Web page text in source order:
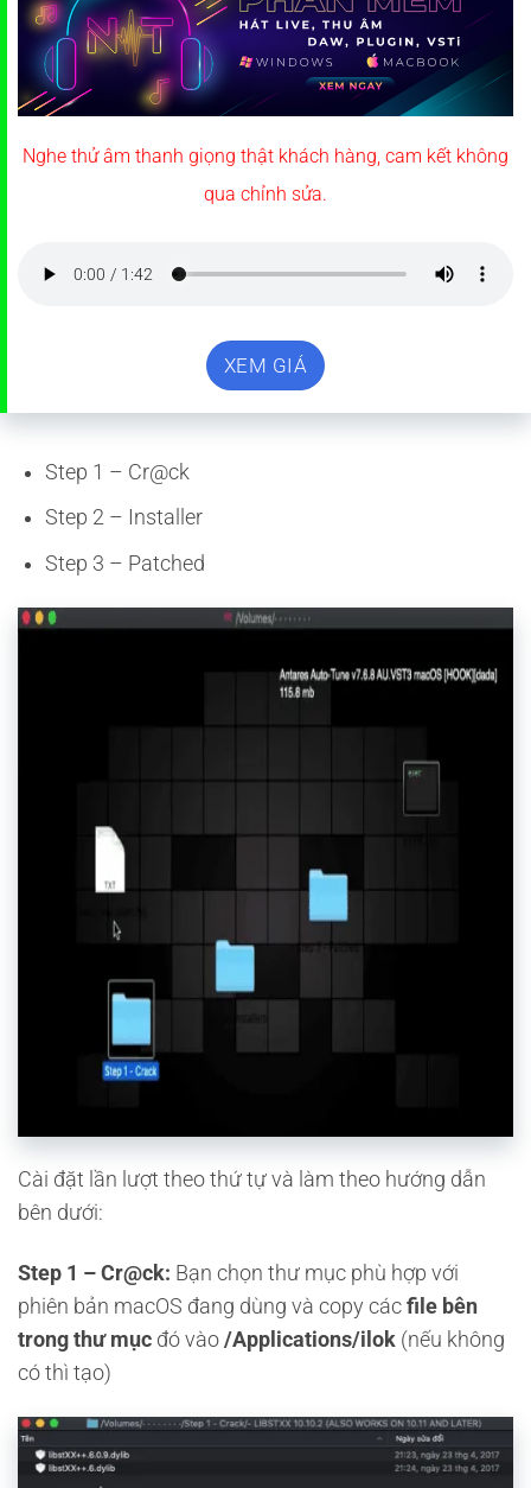
Nghe thử âm thanh giọng thật khách hàng, cam kết không
qua chỉnh sửa.
XEM GIÁ
Step 1 – Cr@ck
Step 2 – Installer
Step 3 – Patched
Cài đặt lần lượt theo thứ tự và làm theo hướng dẫn
bên dưới:
Step 1 – Cr@ck: Bạn chọn thư mục phù hợp với
phiên bản macOS đang dùng và copy các file bên
trong thư mục đó vào /Applications/ilok (nếu không
có thì tạo)